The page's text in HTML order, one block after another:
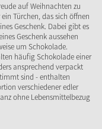
auf Weihnachten zu
Türchen, das sich öffnen
Geschenk. Dabei gibt es
Geschenk aussehen
um Schokolade.
häufig Schokolade einer
ansprechend verpackt
sind - enthalten
verschiedener edler
ohne Lebensmittelbezug